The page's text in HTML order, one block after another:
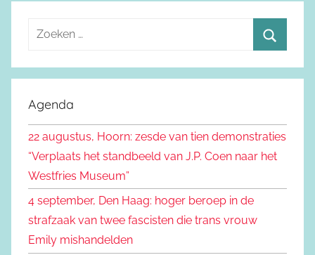
e
e
n
r
:
o
e
n
Agenda
22 augustus, Hoorn: zesde van tien demonstraties
“Verplaats het standbeeld van J.P. Coen naar het
Westfries Museum”
4 september, Den Haag: hoger beroep in de
strafzaak van twee fascisten die trans vrouw
Emily mishandelden